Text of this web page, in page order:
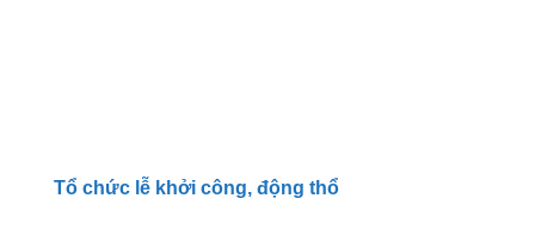
Tổ chức lễ khởi công, động thổ